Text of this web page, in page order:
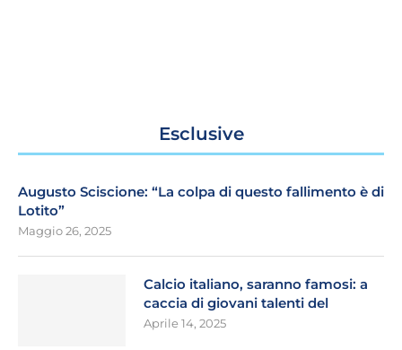
Esclusive
Augusto Sciscione: “La colpa di questo fallimento è di
Lotito”
Maggio 26, 2025
Calcio italiano, saranno famosi: a
caccia di giovani talenti del
Aprile 14, 2025